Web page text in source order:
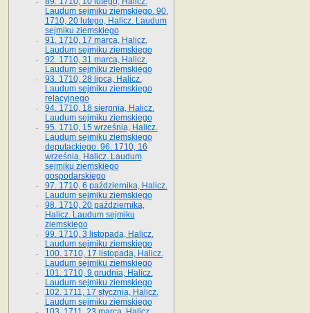
Laudum sejmiku ziemskiego. 90.
1710, 20 lutego, Halicz. Laudum
sejmiku ziemskiego
91. 1710, 17 marca, Halicz.
Laudum sejmiku ziemskiego
92. 1710, 31 marca, Halicz.
Laudum sejmiku ziemskiego
93. 1710, 28 lipca, Halicz.
Laudum sejmiku ziemskiego
relacyjnego
94. 1710, 18 sierpnia, Halicz.
Laudum sejmiku ziemskiego
95. 1710, 15 września, Halicz.
Laudum sejmiku ziemskiego
deputackiego. 96. 1710, 16
września, Halicz. Laudum
sejmiku ziemskiego
gospodarskiego
97. 1710, 6 października, Halicz.
Laudum sejmiku ziemskiego
98. 1710, 20 października,
Halicz. Laudum sejmiku
ziemskiego
99. 1710, 3 listopada, Halicz.
Laudum sejmiku ziemskiego
100. 1710, 17 listopada, Halicz.
Laudum sejmiku ziemskiego
101. 1710, 9 grudnia, Halicz.
Laudum sejmiku ziemskiego
102. 1711, 17 stycznia, Halicz.
Laudum sejmiku ziemskiego